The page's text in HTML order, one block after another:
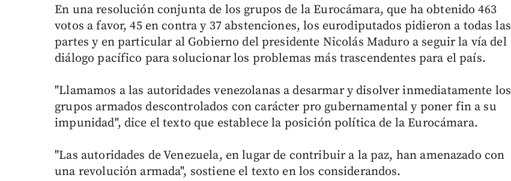
En una resolución conjunta de los grupos de la Eurocámara, que ha obtenido 463
votos a favor, 45 en contra y 37 abstenciones, los eurodiputados pidieron a todas las
partes y en particular al Gobierno del presidente Nicolás Maduro a seguir la vía del
diálogo pacífico para solucionar los problemas más trascendentes para el país.
"Llamamos a las autoridades venezolanas a desarmar y disolver inmediatamente los
grupos armados descontrolados con carácter pro gubernamental y poner fin a su
impunidad", dice el texto que establece la posición política de la Eurocámara.
"Las autoridades de Venezuela, en lugar de contribuir a la paz, han amenazado con
una revolución armada", sostiene el texto en los considerandos.